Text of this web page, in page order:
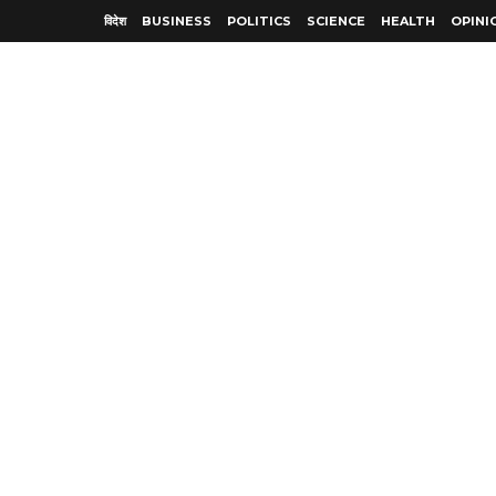
विदेश BUSINESS POLITICS SCIENCE HEALTH